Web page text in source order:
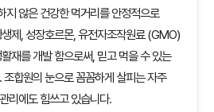
지 않은 건강한 먹거리를 안정적으로
제, 성장호르몬, 유전자조작원료 (GMO)
재를 개발 함으로써, 믿고 먹을 수 있는
합원의 눈으로 꼼꼼하게 살피는 자주
리에도 힘쓰고 있습니다.